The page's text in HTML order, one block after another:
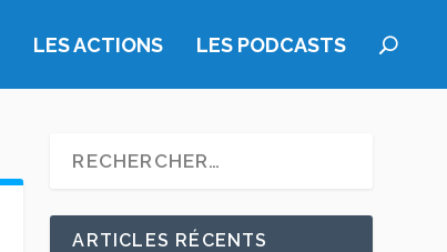
LES ACTIONS LES PODCASTS
ARTICLES RÉCENTS